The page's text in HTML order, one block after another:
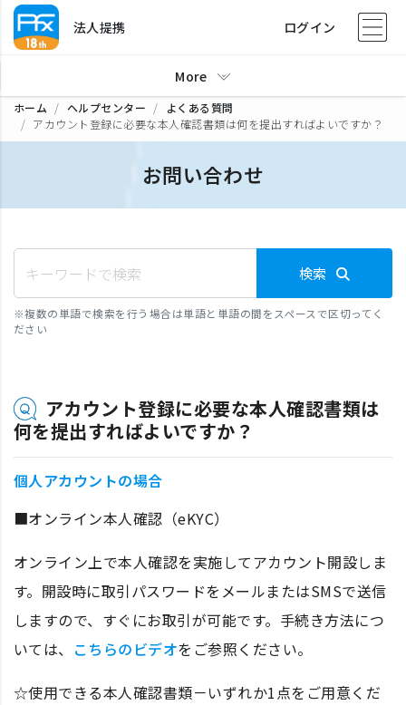
法人提携 ログイン
More
ホーム ヘルプセンター
よくある質問
アカウント登録に必要な本人確認書類は何を提出すればよいですか？
お問い合わせ
検索
※複数の単語で検索を行う場合は単語と単語の間をスペースで区切ってく
ださい
アカウント登録に必要な本人確認書類は
何を提出すればよいですか？
個人アカウントの場合
■オンライン本人確認（eKYC）
オンライン上で本人確認を実施してアカウント開設しま
す。開設時に取引パスワードをメールまたはSMSで送信
しますので、すぐにお取引が可能です。手続き方法につ
いては、 こちらのビデオをご参照ください。
☆使用できる本人確認書類－いずれか1点をご用意くだ